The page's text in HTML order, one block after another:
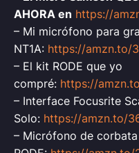
AHORA en https://
– Mi micrófono para
NT1A: https://amzn.to/
– El kit RODE que yo
compré: https://
– Interface Focusrite
Solo: https://amzn.to/
– Micrófono de corbata